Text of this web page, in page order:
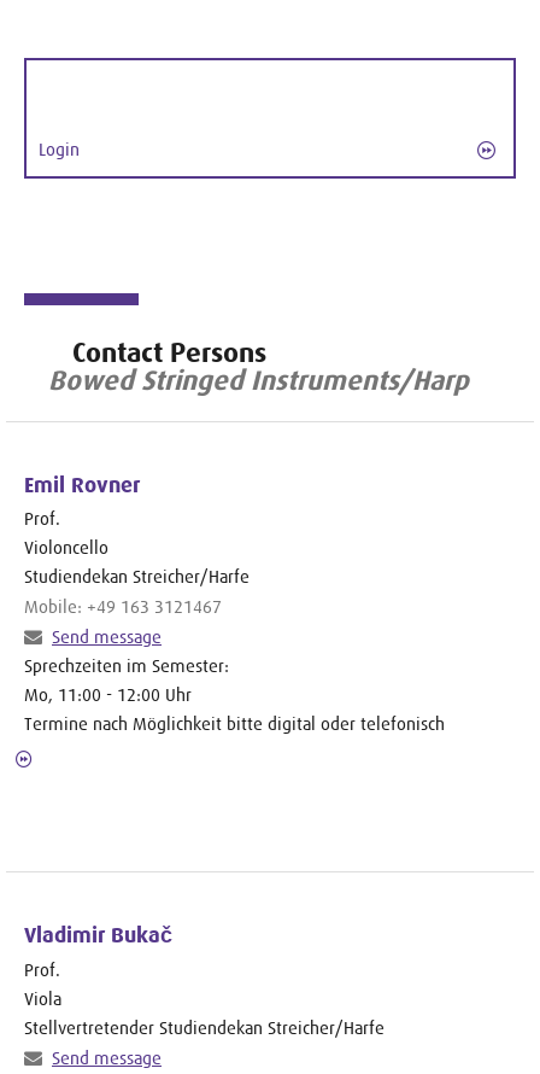
Login
Contact Persons
Bowed Stringed Instruments/Harp
Emil Rovner
Prof.
Violoncello
Studiendekan Streicher/Harfe
Mobile: +49 163 3121467
Send message
Sprechzeiten im Semester:
Mo, 11:00 - 12:00 Uhr
Termine nach Möglichkeit bitte digital oder telefonisch
Vladimir Bukač
Prof.
Viola
Stellvertretender Studiendekan Streicher/Harfe
Send message